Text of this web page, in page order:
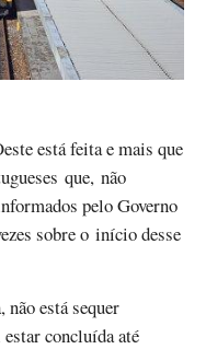
que, não
pelo Governo
sobre o início desse
está sequer
concluída até